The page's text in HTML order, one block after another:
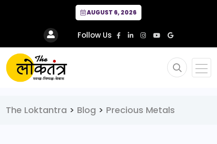
AUGUST 6, 2026
Follow Us
The Loktantra > Blog > Precious Metals